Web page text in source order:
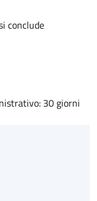
conclude
30 giorni